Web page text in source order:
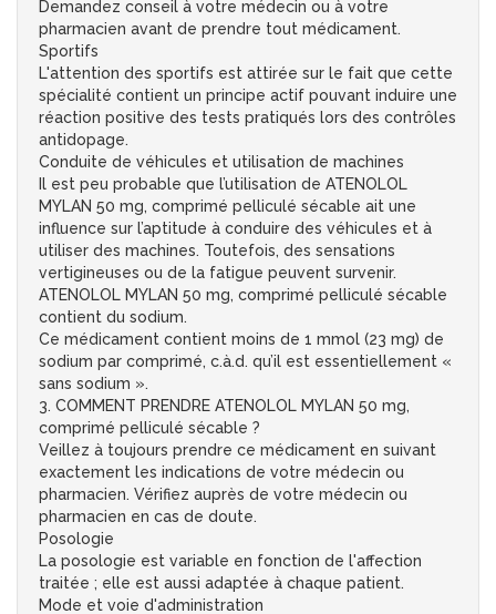
Demandez conseil à votre médecin ou à votre
pharmacien avant de prendre tout médicament.
Sportifs
L'attention des sportifs est attirée sur le fait que cette
spécialité contient un principe actif pouvant induire une
réaction positive des tests pratiqués lors des contrôles
antidopage.
Conduite de véhicules et utilisation de machines
Il est peu probable que l’utilisation de ATENOLOL
MYLAN 50 mg, comprimé pelliculé sécable ait une
influence sur l’aptitude à conduire des véhicules et à
utiliser des machines. Toutefois, des sensations
vertigineuses ou de la fatigue peuvent survenir.
ATENOLOL MYLAN 50 mg, comprimé pelliculé sécable
contient du sodium.
Ce médicament contient moins de 1 mmol (23 mg) de
sodium par comprimé, c.à.d. qu’il est essentiellement «
sans sodium ».
3. COMMENT PRENDRE ATENOLOL MYLAN 50 mg,
comprimé pelliculé sécable ?
Veillez à toujours prendre ce médicament en suivant
exactement les indications de votre médecin ou
pharmacien. Vérifiez auprès de votre médecin ou
pharmacien en cas de doute.
Posologie
La posologie est variable en fonction de l'affection
traitée ; elle est aussi adaptée à chaque patient.
Mode et voie d'administration